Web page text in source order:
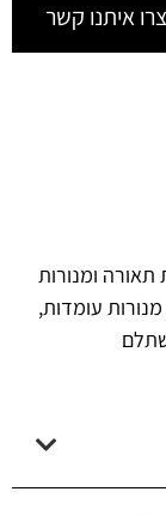
איתנו קשר
תאורה ומנורות
עומדות,